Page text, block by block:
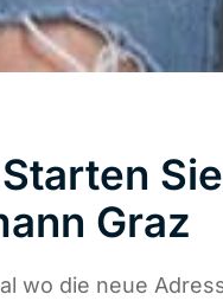
Graz
wo die neue